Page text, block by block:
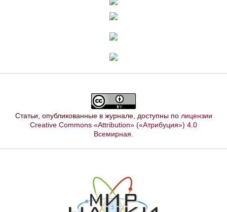
Статьи, опубликованные в журнале, доступны по лицензии
Creative Commons «Attribution» («Атрибуция») 4.0
Всемирная